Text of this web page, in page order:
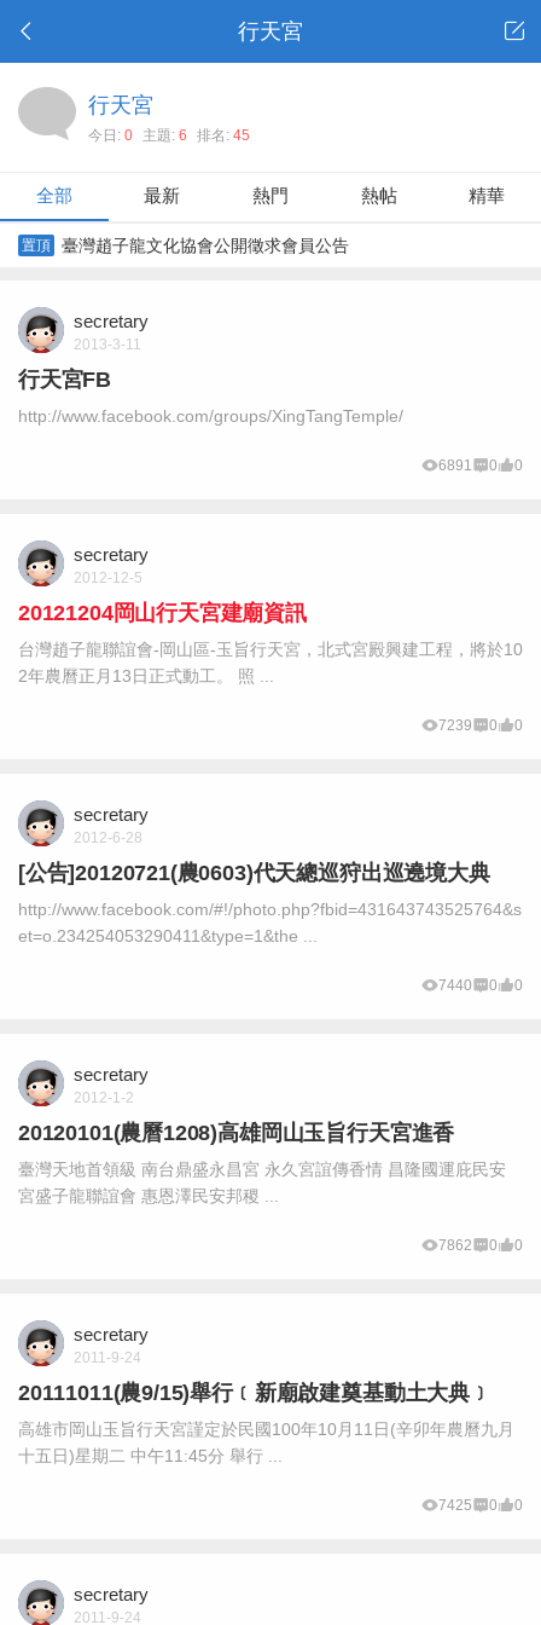
行天宮
行天宮
今日: 0 主題: 6 排名: 45
全部 最新 熱門 熱帖 精華
置頂 臺灣趙子龍文化協會公開徵求會員公告
secretary
2013-3-11
行天宮FB
http://www.facebook.com/groups/XingTangTemple/
6891 0 0
secretary
2012-12-5
20121204岡山行天宮建廟資訊
台灣趙子龍聯誼會-岡山區-玉旨行天宮，北式宮殿興建工程，將於10
2年農曆正月13日正式動工。 照 ...
7239 0 0
secretary
2012-6-28
[公告]20120721(農0603)代天總巡狩出巡遶境大典
http://www.facebook.com/#!/photo.php?fbid=431643743525764&s
et=o.234254053290411&type=1&the ...
7440 0 0
secretary
2012-1-2
20120101(農曆1208)高雄岡山玉旨行天宮進香
臺灣天地首領級 南台鼎盛永昌宮 永久宮誼傳香情 昌隆國運庇民安
宮盛子龍聯誼會 惠恩澤民安邦稷 ...
7862 0 0
secretary
2011-9-24
20111011(農9/15)舉行﹝新廟啟建奠基動土大典﹞
高雄市岡山玉旨行天宮謹定於民國100年10月11日(辛卯年農曆九月
十五日)星期二 中午11:45分 舉行 ...
7425 0 0
secretary
2011-9-24